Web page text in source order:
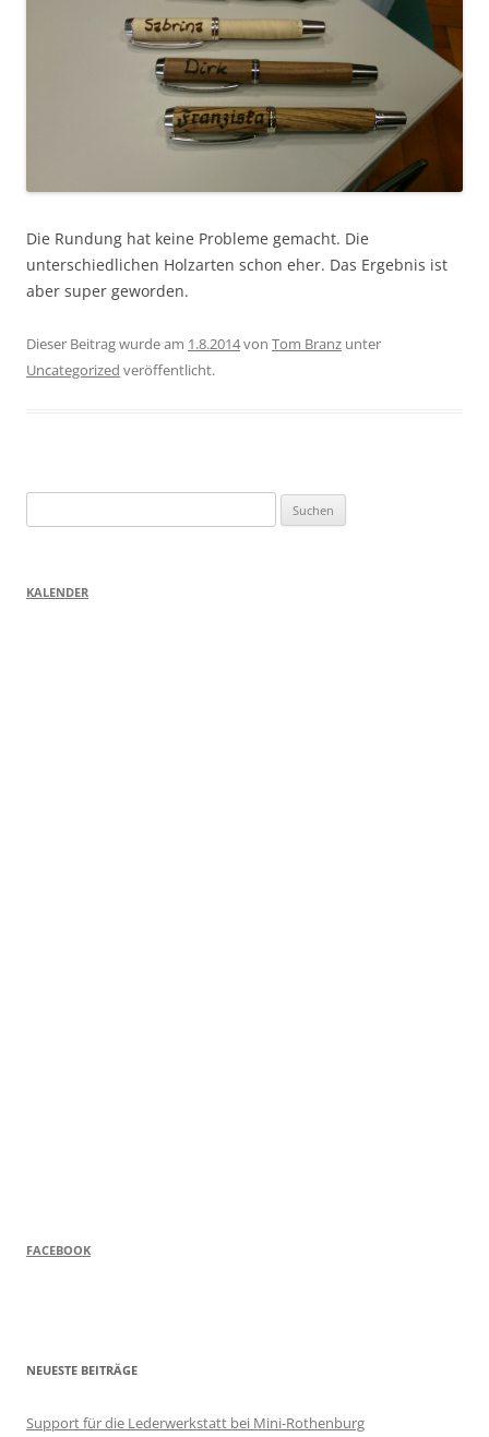
Die Rundung hat keine Probleme gemacht. Die
unterschiedlichen Holzarten schon eher. Das Ergebnis ist
aber super geworden.
Dieser Beitrag wurde am 1.8.2014von Tom Branz unter
Uncategorized veröffentlicht.
nach:
KALENDER
FACEBOOK
NEUESTE BEITRÄGE
Support für die Lederwerkstatt bei Mini-Rothenburg